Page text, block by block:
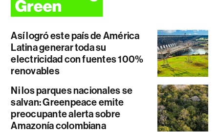
Así logró este país de América
Latina generar toda su
electricidad con fuentes 100%
renovables
Ni los parques nacionales se
salvan: Greenpeace emite
preocupante alerta sobre
Amazonía colombiana